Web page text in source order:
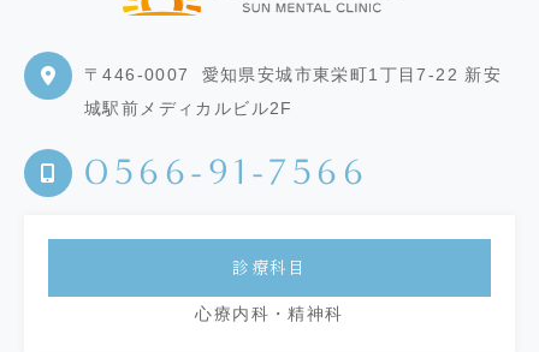
〒446-0007
愛知県安城市東栄町1丁目7-22 新安
城駅前メディカルビル2F
0566-91-7566
診療科目
心療内科・精神科